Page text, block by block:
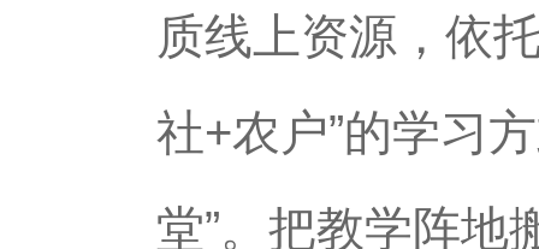
质线上资源，依
社+农户”的学习
堂”。把教学阵地